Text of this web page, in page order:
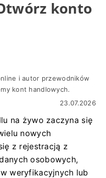
konto
i autor przewodników
kont handlowych.
23.07.2026
na żywo zaczyna się
nowych
z rejestracją z
osobowych,
weryfikacyjnych lub